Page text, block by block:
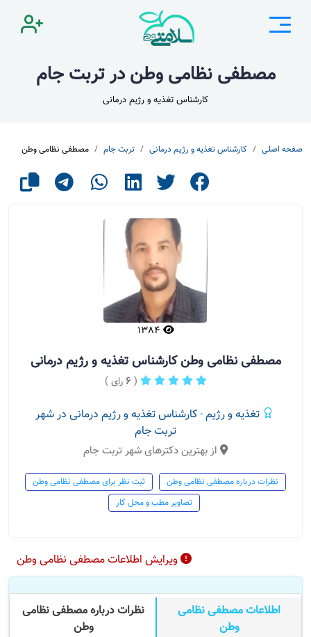
مصطفی نظامی وطن در تربت جام
کارشناس تغذیه و رژیم درمانی
صفحه اصلی کارشناس تغذیه و رژیم درمانی تربت جام مصطفی نظامی وطن
مصطفی نظامی وطن کارشناس تغذیه و رژیم درمانی
(
6 رای )
تغذیه و رژیم-کارشناس تغذیه و رژیم درمانی در شهر
تربت جام
از بهترین دکترهای شهر تربت جام
نظرات درباره مصطفی نظامی وطن
ثبت نظر برای مصطفی نظامی وطن
تصاویر مطب و محل کار
ویرایش اطلاعات مصطفی نظامی وطن
اطلاعات مصطفی نظامی
وطن
نظرات درباره مصطفی نظامی
وطن